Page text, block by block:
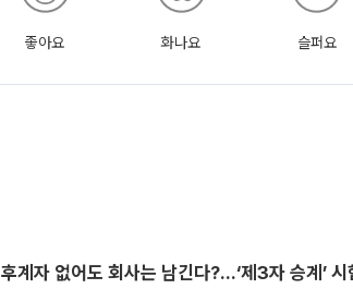
좋아요 화나요 슬퍼요
후계자 없어도 회사는 남긴다?…‘제3자 승계’